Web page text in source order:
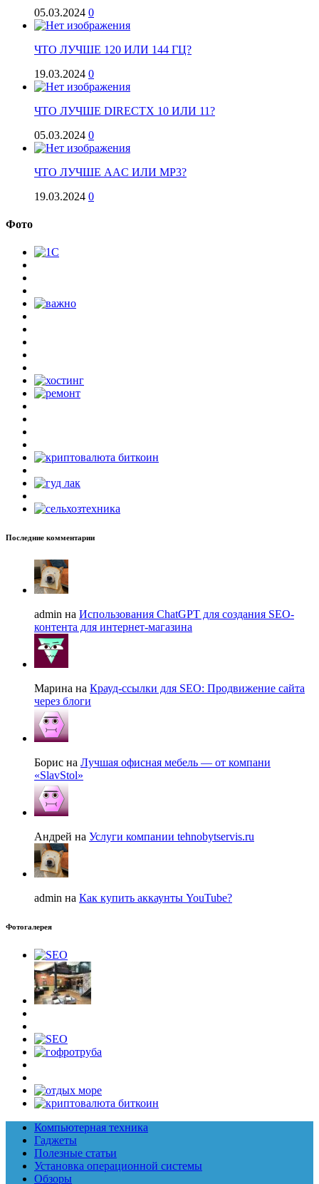
05.03.2024 0
ЧТО ЛУЧШЕ 120 ИЛИ 144 ГЦ?
19.03.2024 0
ЧТО ЛУЧШЕ DIRECTX 10 ИЛИ 11?
05.03.2024 0
ЧТО ЛУЧШЕ AAC ИЛИ MP3?
19.03.2024 0
Фото
Последние комментарии
admin на Использования ChatGPT для создания SEO-
контента для интернет-магазина
Марина на Крауд-ссылки для SEO: Продвижение сайта
через блоги
Борис на Лучшая офисная мебель — от компани
«SlavStol»
Андрей на Услуги компании tehnobytservis.ru
admin на Как купить аккаунты YouTube?
Фотогалерея
Компьютерная техника
Гаджеты
Полезные статьи
Установка операционной системы
Обзоры